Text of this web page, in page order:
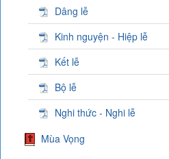
Dâng lễ
Kinh nguyện - Hiệp lễ
Kết lễ
Bộ lễ
Nghi thức - Nghi lễ
Mùa Vọng